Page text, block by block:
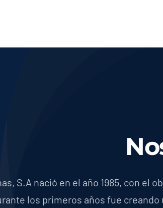
S.A nació en el año 1985, con el
los primeros años fue